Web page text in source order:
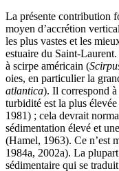
La présente contribution
moyen d’accrétion
les plus vastes et les
estuaire du Saint-Laurent.
à scirpe américain (
oies, en particulier la
atlantica). Il correspond
turbidité est la plus
1981) ; cela devrait
sédimentation élevé et
(Hamel, 1963). Ce n’est
1984a, 2002a). La
sédimentaire qui se